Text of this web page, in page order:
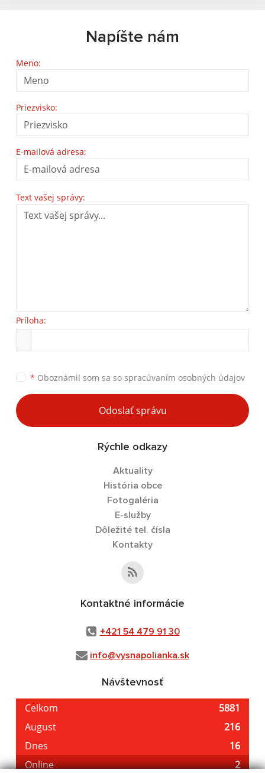
Napíšte nám
Meno:
Priezvisko:
E-mailová adresa:
Text vašej správy:
Príloha:
* Oboznámil som sa so spracúvaním osobných údajov
Odoslať správu
Rýchle odkazy
Aktuality
História obce
Fotogaléria
E-služby
Dôležité tel. čísla
Kontakty
Kontaktné informácie
+421 54 479 91 30
info@vysnapolianka.sk
Návštevnosť